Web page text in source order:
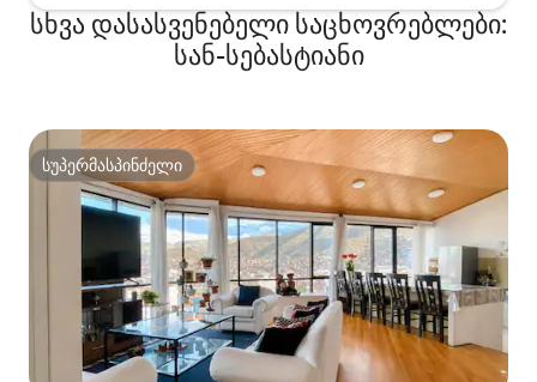
სხვა დასასვენებელი საცხოვრებლები:
სან-სებასტიანი
სუპერმასპინძელი
სუპერმასპინძელი